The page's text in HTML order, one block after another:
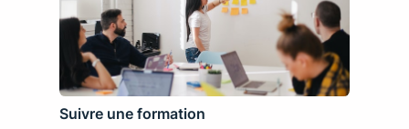
Suivre une formation